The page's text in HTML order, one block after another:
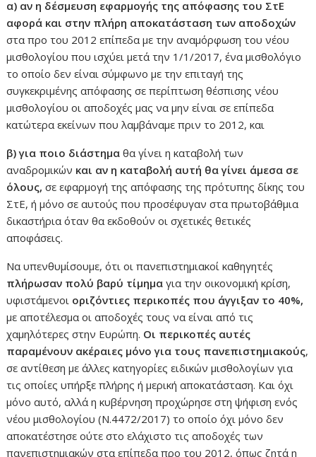
α) αν η δέσμευση εφαρμογής της απόφασης του ΣτΕ
αφορά και στην πλήρη αποκατάσταση των αποδοχών
στα προ του 2012 επίπεδα με την αναμόρφωση του νέου
μισθολογίου που ισχύει μετά την 1/1/2017, ένα μισθολόγιο
το οποίο δεν είναι σύμφωνο με την επιταγή της
συγκεκριμένης απόφασης σε περίπτωση θέσπισης νέου
μισθολογίου οι αποδοχές μας να μην είναι σε επίπεδα
κατώτερα εκείνων που λαμβάναμε πριν το 2012, και
β) για ποιο διάστημα θα γίνει η καταβολή των
αναδρομικών και αν η καταβολή αυτή θα γίνει άμεσα σε
όλους, σε εφαρμογή της απόφασης της πρότυπης δίκης του
ΣτΕ, ή μόνο σε αυτούς που προσέφυγαν στα πρωτοβάθμια
δικαστήρια όταν θα εκδοθούν οι σχετικές θετικές
αποφάσεις.
Να υπενθυμίσουμε, ότι οι πανεπιστημιακοί καθηγητές
πλήρωσαν πολύ βαρύ τίμημα για την οικονομική κρίση,
υφιστάμενοι οριζόντιες περικοπές που άγγιξαν το 40%,
με αποτέλεσμα οι αποδοχές τους να είναι από τις
χαμηλότερες στην Ευρώπη. Οι περικοπές αυτές
παραμένουν ακέραιες μόνο για τους πανεπιστημιακούς,
σε αντίθεση με άλλες κατηγορίες ειδικών μισθολογίων για
τις οποίες υπήρξε πλήρης ή μερική αποκατάσταση. Και όχι
μόνο αυτό, αλλά η κυβέρνηση προχώρησε στη ψήφιση ενός
νέου μισθολογίου (Ν.4472/2017) το οποίο όχι μόνο δεν
αποκατέστησε ούτε στο ελάχιστο τις αποδοχές των
πανεπιστημιακών στα επίπεδα προ του 2012, όπως ζητά η